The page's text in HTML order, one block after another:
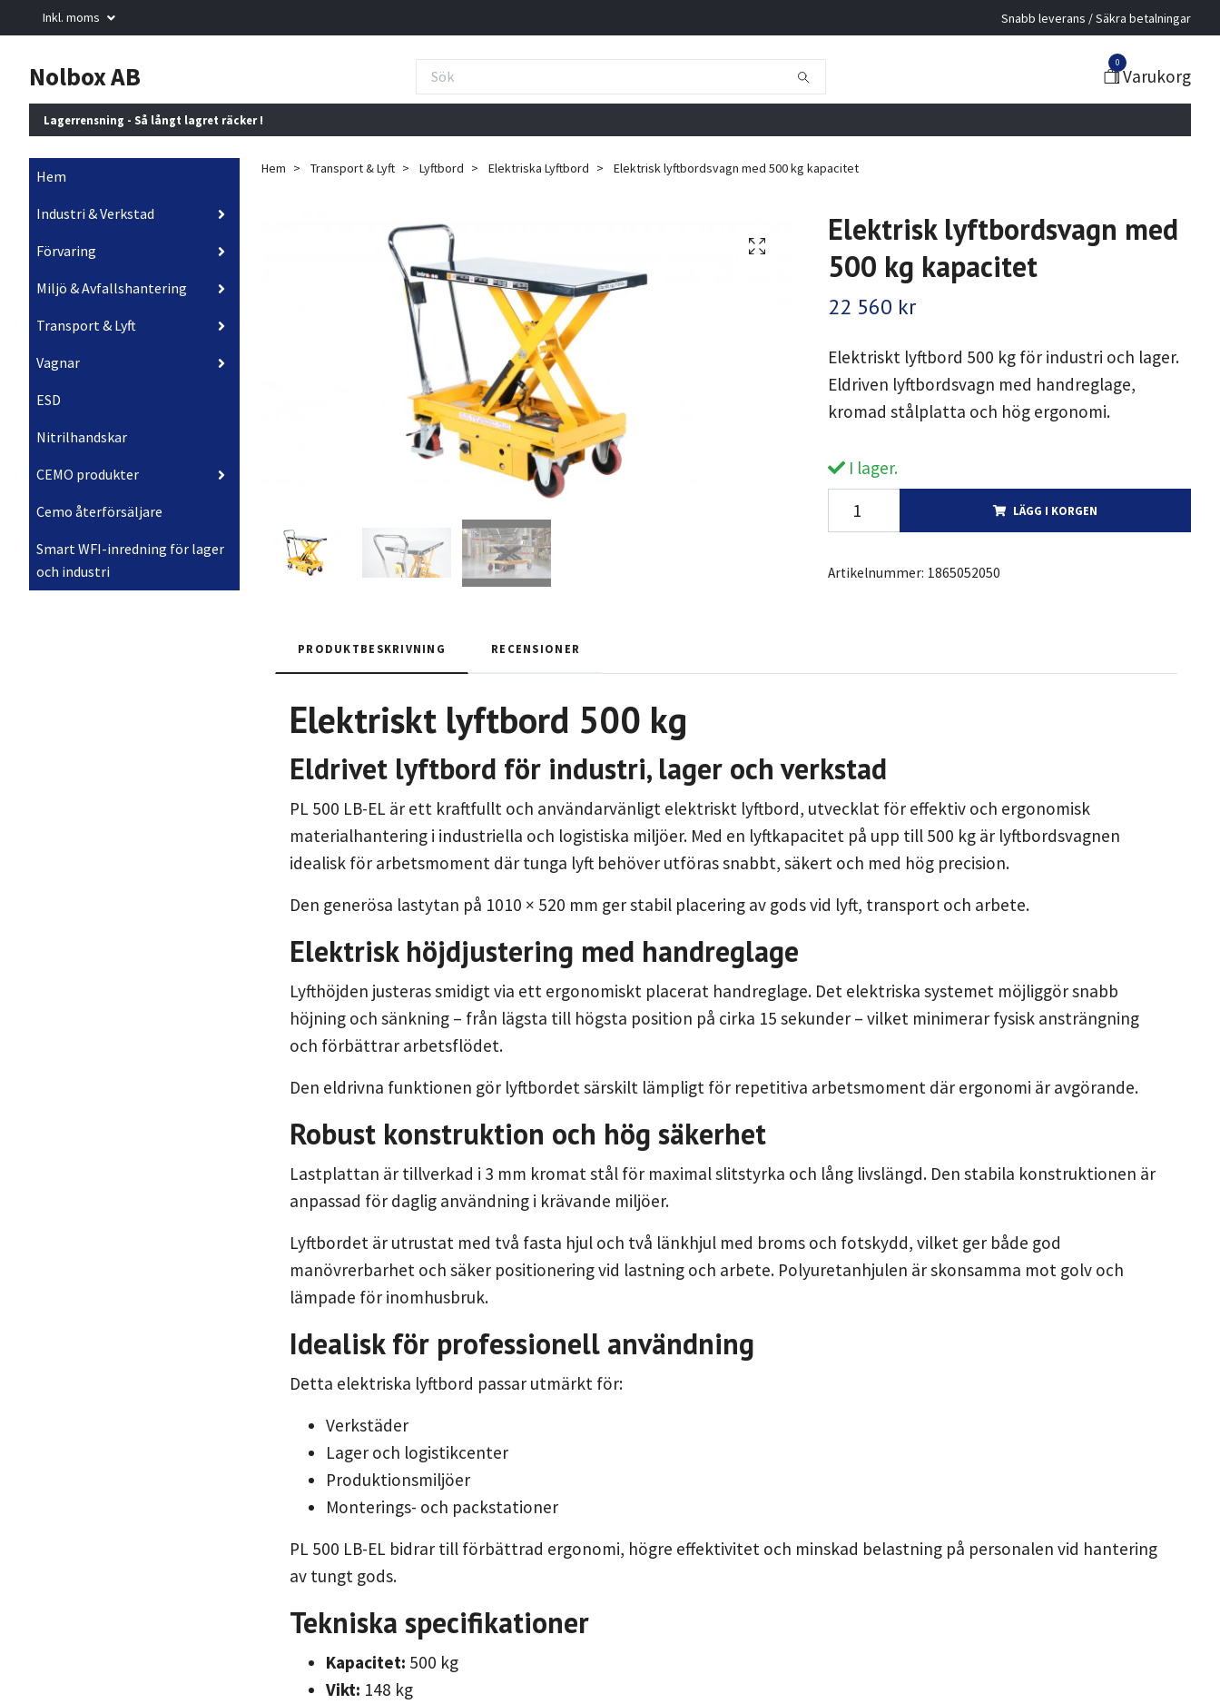
Inkl. moms Snabb leverans / Säkra betalningar
Nolbox AB 0
Varukorg
Lagerrensning - Så långt lagret räcker !
Hem
Industri & Verkstad
Förvaring
Miljö & Avfallshantering
Transport & Lyft
Vagnar
ESD
Nitrilhandskar
CEMO produkter
Cemo återförsäljare
Smart WFI-inredning för lager
och industri
Hem Transport & Lyft Lyftbord Elektriska Lyftbord Elektrisk lyftbordsvagn med 500 kg kapacitet
Elektrisk lyftbordsvagn med
500 kg kapacitet
22 560 kr
Elektriskt lyftbord 500 kg för industri och lager.
Eldriven lyftbordsvagn med handreglage,
kromad stålplatta och hög ergonomi.
I lager.
LÄGG I KORGEN
Artikelnummer: 1865052050
PRODUKTBESKRIVNING RECENSIONER
Elektriskt lyftbord 500 kg
Eldrivet lyftbord för industri, lager och verkstad
PL 500 LB-EL är ett kraftfullt och användarvänligt elektriskt lyftbord, utvecklat för effektiv och ergonomisk
materialhantering i industriella och logistiska miljöer. Med en lyftkapacitet på upp till 500 kg är lyftbordsvagnen
idealisk för arbetsmoment där tunga lyft behöver utföras snabbt, säkert och med hög precision.
Den generösa lastytan på 1010 × 520 mm ger stabil placering av gods vid lyft, transport och arbete.
Elektrisk höjdjustering med handreglage
Lyfthöjden justeras smidigt via ett ergonomiskt placerat handreglage. Det elektriska systemet möjliggör snabb
höjning och sänkning – från lägsta till högsta position på cirka 15 sekunder – vilket minimerar fysisk ansträngning
och förbättrar arbetsflödet.
Den eldrivna funktionen gör lyftbordet särskilt lämpligt för repetitiva arbetsmoment där ergonomi är avgörande.
Robust konstruktion och hög säkerhet
Lastplattan är tillverkad i 3 mm kromat stål för maximal slitstyrka och lång livslängd. Den stabila konstruktionen är
anpassad för daglig användning i krävande miljöer.
Lyftbordet är utrustat med två fasta hjul och två länkhjul med broms och fotskydd, vilket ger både god
manövrerbarhet och säker positionering vid lastning och arbete. Polyuretanhjulen är skonsamma mot golv och
lämpade för inomhusbruk.
Idealisk för professionell användning
Detta elektriska lyftbord passar utmärkt för:
Verkstäder
Lager och logistikcenter
Produktionsmiljöer
Monterings- och packstationer
PL 500 LB-EL bidrar till förbättrad ergonomi, högre effektivitet och minskad belastning på personalen vid hantering
av tungt gods.
Tekniska specifikationer
Kapacitet: 500 kg
Vikt: 148 kg